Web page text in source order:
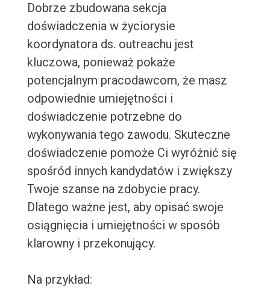
Dobrze zbudowana sekcja
doświadczenia w życiorysie
koordynatora ds. outreachu jest
kluczowa, ponieważ pokaże
potencjalnym pracodawcom, że masz
odpowiednie umiejętności i
doświadczenie potrzebne do
wykonywania tego zawodu. Skuteczne
doświadczenie pomoże Ci wyróżnić się
spośród innych kandydatów i zwiększy
Twoje szanse na zdobycie pracy.
Dlatego ważne jest, aby opisać swoje
osiągnięcia i umiejętności w sposób
klarowny i przekonujący.
Na przykład: